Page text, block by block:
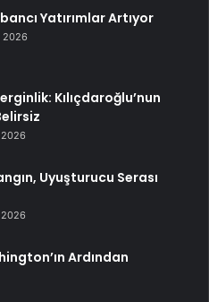
Yatırımlar Artıyor
2026
Kılıçdaroğlu’nun
Uyuşturucu Serası
Ardından